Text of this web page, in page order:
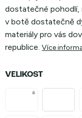
dostatečné pohodlí,
v botě dostatečně
materiály pro vás
republice. Více
VELIKOST